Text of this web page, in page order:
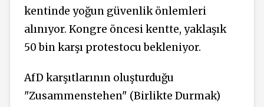
kentinde yoğun güvenlik önlemleri
alınıyor. Kongre öncesikentte, yaklaşık
50 bin karşı protestocu bekleniyor.
AfD karşıtlarının oluşturduğu
"Zusammenstehen" (Birlikte Durmak)